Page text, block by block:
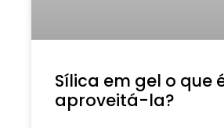
Sílica em gel o que
aproveitá-la?